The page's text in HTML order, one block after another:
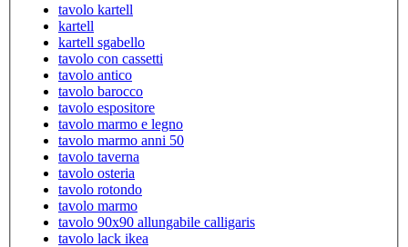
tavolo kartell
kartell
kartell sgabello
tavolo con cassetti
tavolo antico
tavolo barocco
tavolo espositore
tavolo marmo e legno
tavolo marmo anni 50
tavolo taverna
tavolo osteria
tavolo rotondo
tavolo marmo
tavolo 90x90 allungabile calligaris
tavolo lack ikea